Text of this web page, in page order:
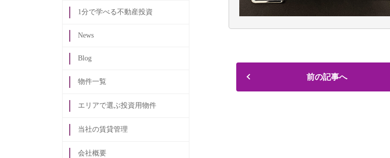
前の記事へ
1分で学べる不動産投資
News
Blog
物件一覧
エリアで選ぶ投資用物件
当社の賃貸管理
会社概要